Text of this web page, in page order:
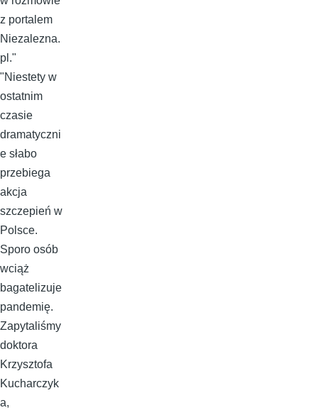
z portalem
Niezalezna.
pl."
"Niestety w
ostatnim
czasie
dramatyczni
e słabo
przebiega
akcja
szczepień w
Polsce.
Sporo osób
wciąż
bagatelizuje
pandemię.
Zapytaliśmy
doktora
Krzysztofa
Kucharczyk
a,